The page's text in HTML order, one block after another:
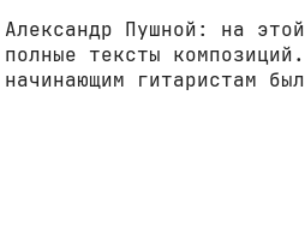
Александр Пушной: на
полные тексты
начинающим гитаристам